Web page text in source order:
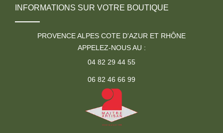
INFORMATIONS SUR VOTRE BOUTIQUE
PROVENCE ALPES COTE D'AZUR ET RHÔNE
APPELEZ-NOUS AU :
04 82 29 44 55
06 82 46 66 99